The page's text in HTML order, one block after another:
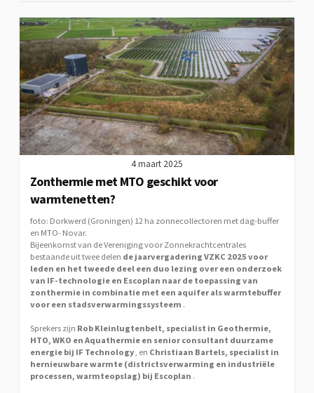
4 maart 2025
Zonthermie met MTO geschikt voor
warmtenetten?
foto: Dorkwerd (Groningen) 12 ha zonnecollectoren met dag-buffer
en MTO- Novar.
Bijeenkomst van de Vereniging voor Zonnekrachtcentrales
bestaande uit twee delen de jaarvergadering VZKC 2025 voor
leden en het tweede deel een duo lezing over een onderzoek
van IF-technologie en Escoplan naar de toepassing van
zonthermie in combinatie met een aquifer als warmtebuffer
voor een stadsverwarmingssysteem .
Sprekers zijn Rob Kleinlugtenbelt, specialist in Geothermie,
HTO, WKO en Aquathermie en senior consultant duurzame
energie bij IF Technology , en Christiaan Bartels, specialist in
hernieuwbare warmte (districtsverwarming en industriële
processen, warmteopslag) bij Escoplan .